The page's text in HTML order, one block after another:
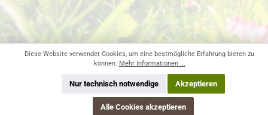
Diese Website verwendet Cookies, um eine bestmögliche Erfahrung bieten zu
können. Mehr Informationen ...
Nur technisch notwendige Akzeptieren
Alle Cookies akzeptieren